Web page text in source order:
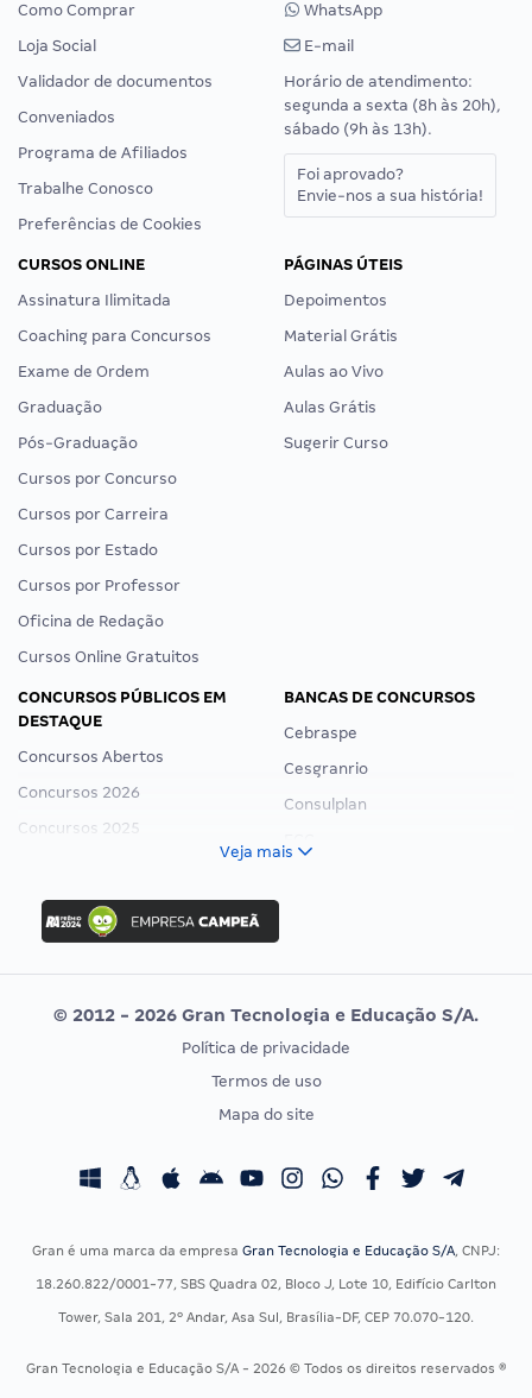
Como Comprar
Loja Social
Validador de documentos
Conveniados
Programa de Afiliados
Trabalhe Conosco
Preferências de Cookies
WhatsApp
E-mail
Horário de atendimento:
segunda a sexta (8h às 20h),
sábado (9h às 13h).
Foi aprovado?
Envie-nos a sua história!
CURSOS ONLINE
Assinatura Ilimitada
Coaching para Concursos
Exame de Ordem
Graduação
Pós-Graduação
Cursos por Concurso
Cursos por Carreira
Cursos por Estado
Cursos por Professor
Oficina de Redação
Cursos Online Gratuitos
PÁGINAS ÚTEIS
Depoimentos
Material Grátis
Aulas ao Vivo
Aulas Grátis
Sugerir Curso
CONCURSOS PÚBLICOS EM
DESTAQUE
Concursos Abertos
Concursos 2026
Concursos 2025
Concurso Ibama
Concurso MPU
Editais publicados
BANCAS DE CONCURSOS
Cebraspe
Cesgranrio
Consulplan
Vunesp
CONCURSOS POR PROFISSÃO
Concursos Fiscais
Concursos Saúde
Residência Multiprofissional
EXAME DE ORDEM
Calendário OAB
Veja mais
© 2012 - 2026 Gran Tecnologia e Educação S/A.
Política de privacidade
Termos de uso
Mapa do site
Gran é uma marca da empresa Gran Tecnologia e Educação S/A, CNPJ:
18.260.822/0001-77, SBS Quadra 02, Bloco J, Lote 10, Edifício Carlton
Tower, Sala 201, 2º Andar, Asa Sul, Brasília-DF, CEP 70.070-120.
Gran Tecnologia e Educação S/A - 2026 © Todos os direitos reservados ®